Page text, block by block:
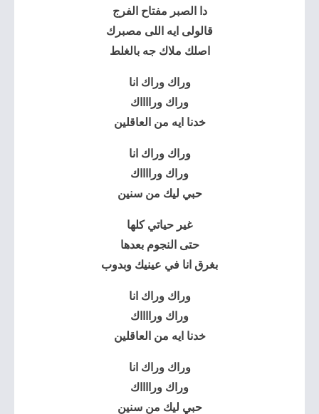
دا الصبر مفتاح الفرج
قالولى ايه اللى مصبرك
اصلك ملاك جه بالغلط
وراك وراك انا
وراك ورااااك
خدنا ايه من العاقلين
وراك وراك انا
وراك ورااااك
حبي ليك من سنين
غير حياتي كلها
حتى النجوم بعدها
بغرق انا في عينيك وبدوب
وراك وراك انا
وراك ورااااك
خدنا ايه من العاقلين
وراك وراك انا
وراك ورااااك
حبي ليك من سنين